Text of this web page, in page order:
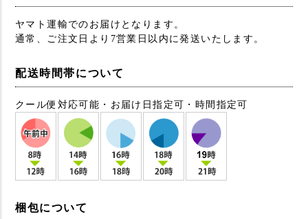
ヤマト運輸でのお届けとなります。
通常、ご注文日より7営業日以内に発送いたします。
配送時間帯について
クール便対応可能・お届け日指定可・時間指定可
梱包について